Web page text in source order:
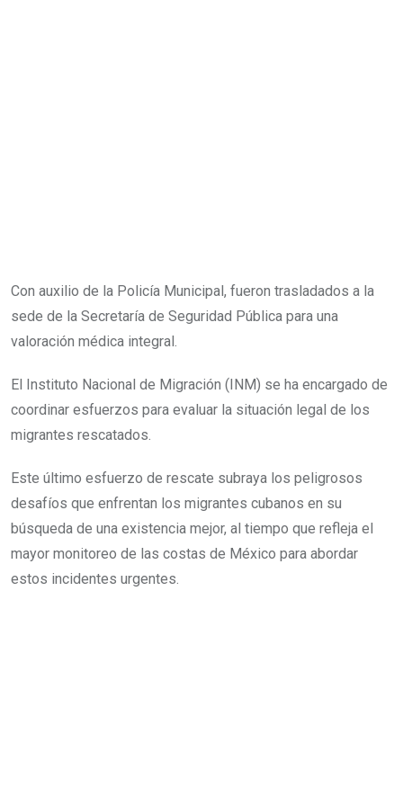
Con auxilio de la Policía Municipal, fueron trasladados a la
sede de la Secretaría de Seguridad Pública para una
valoración médica integral.
El Instituto Nacional de Migración (INM) se ha encargado de
coordinar esfuerzos para evaluar la situación legal de los
migrantes rescatados.
Este último esfuerzo de rescate subraya los peligrosos
desafíos que enfrentan los migrantes cubanos en su
búsqueda de una existencia mejor, al tiempo que refleja el
mayor monitoreo de las costas de México para abordar
estos incidentes urgentes.